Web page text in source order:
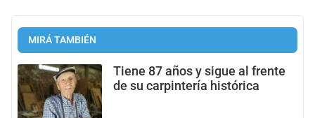
MIRÁ TAMBIÉN
Tiene 87 años y sigue al frente
de su carpintería histórica